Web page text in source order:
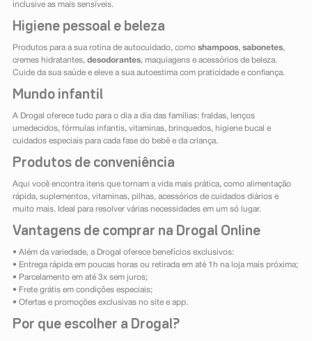
inclusive as mais sensíveis.
Higiene pessoal e beleza
Produtos para a sua rotina de autocuidado, como shampoos, sabonetes,
cremes hidratantes, desodorantes, maquiagens e acessórios de beleza.
Cuide da sua saúde e eleve a sua autoestima com praticidade e confiança.
Mundo infantil
A Drogal oferece tudo para o dia a dia das famílias: fraldas, lenços
umedecidos, fórmulas infantis, vitaminas, brinquedos, higiene bucal e
cuidados especiais para cada fase do bebê e da criança.
Produtos de conveniência
Aqui você encontra itens que tornam a vida mais prática, como alimentação
rápida, suplementos, vitaminas, pilhas, acessórios de cuidados diários e
muito mais. Ideal para resolver várias necessidades em um só lugar.
Vantagens de comprar na Drogal Online
• Além da variedade, a Drogal oferece benefícios exclusivos:
• Entrega rápida em poucas horas ou retirada em até 1h na loja mais próxima;
• Parcelamento em até 3x sem juros;
• Frete grátis em condições especiais;
• Ofertas e promoções exclusivas no site e app.
Por que escolher a Drogal?